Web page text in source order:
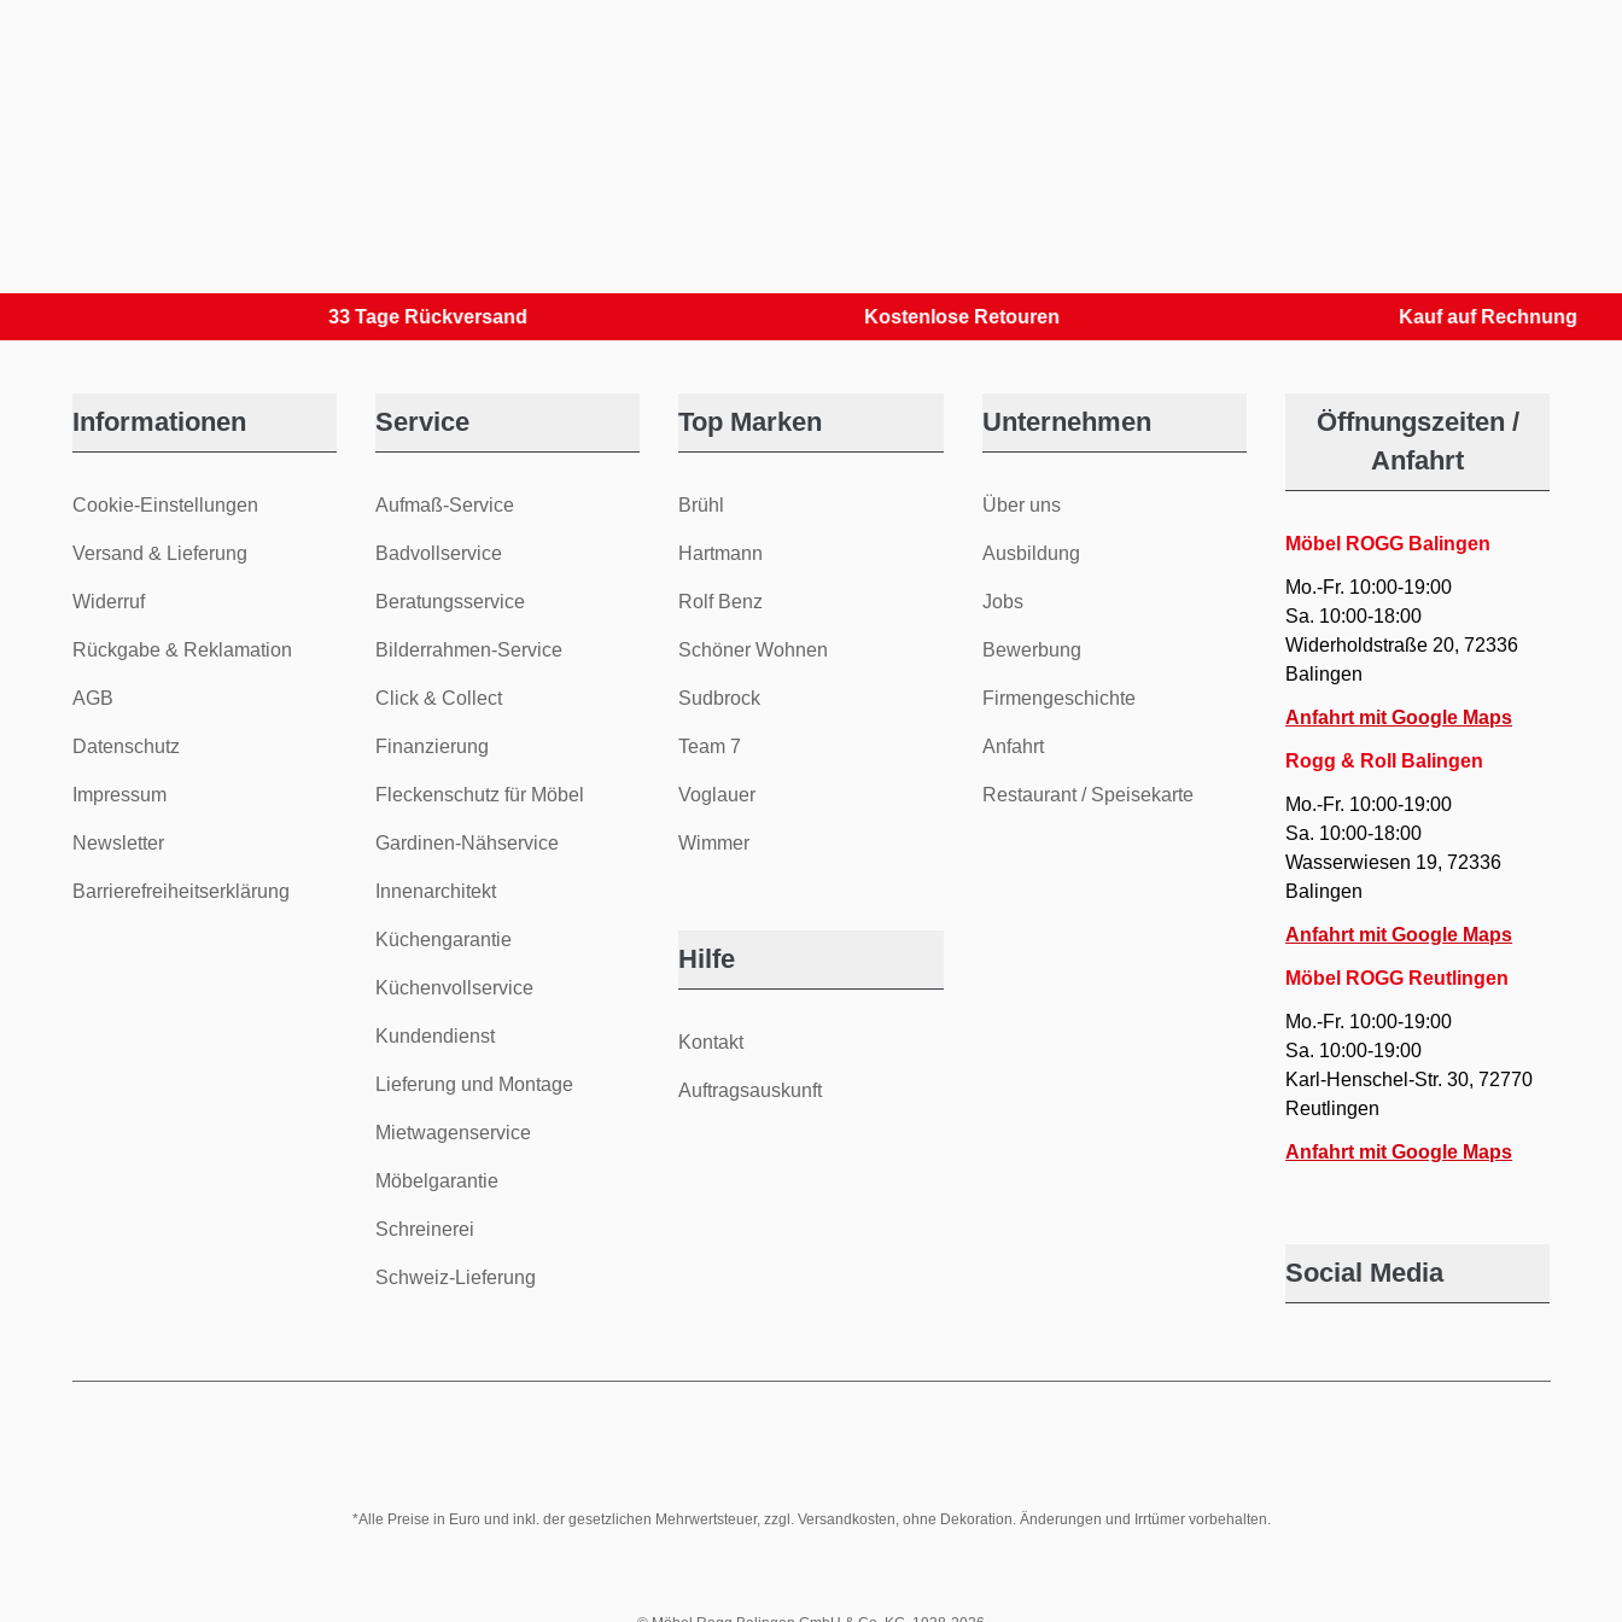
33 Tage Rückversand Kostenlose Retouren Kauf auf Rechnung
Informationen
Cookie-Einstellungen
Versand & Lieferung
Widerruf
Rückgabe & Reklamation
AGB
Datenschutz
Impressum
Newsletter
Barrierefreiheitserklärung
Service
Aufmaß-Service
Badvollservice
Beratungsservice
Bilderrahmen-Service
Click & Collect
Finanzierung
Fleckenschutz für Möbel
Gardinen-Nähservice
Innenarchitekt
Küchengarantie
Küchenvollservice
Kundendienst
Lieferung und Montage
Mietwagenservice
Möbelgarantie
Schreinerei
Schweiz-Lieferung
Top Marken
Brühl
Hartmann
Rolf Benz
Schöner Wohnen
Sudbrock
Team 7
Voglauer
Wimmer
Hilfe
Kontakt
Auftragsauskunft
Unternehmen
Über uns
Ausbildung
Jobs
Bewerbung
Firmengeschichte
Anfahrt
Restaurant / Speisekarte
Öffnungszeiten /
Anfahrt
Möbel ROGG Balingen
Mo.-Fr. 10:00-19:00
Sa. 10:00-18:00
Widerholdstraße 20, 72336
Balingen
Anfahrt mit Google Maps
Rogg & Roll Balingen
Mo.-Fr. 10:00-19:00
Sa. 10:00-18:00
Wasserwiesen 19, 72336
Balingen
Anfahrt mit Google Maps
Möbel ROGG Reutlingen
Mo.-Fr. 10:00-19:00
Sa. 10:00-19:00
Karl-Henschel-Str. 30, 72770
Reutlingen
Anfahrt mit Google Maps
Social Media
*Alle Preise in Euro und inkl. der gesetzlichen Mehrwertsteuer, zzgl. Versandkosten, ohne Dekoration. Änderungen und Irrtümer vorbehalten.